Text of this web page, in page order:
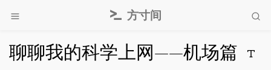
方寸间
聊聊我的科学上网——机场篇